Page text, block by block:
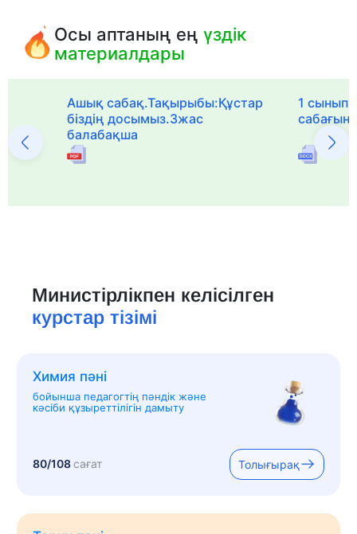
Осы аптаның еңүздік
материалдары
Ашық сабақ.Тақырыбы:Құстар
біздің досымыз.3жас
балабақша
1
Министірлікпен келісілген
курстар тізімі
Химия пәні
бойынша педагогтің пәндік және
кәсіби құзыреттілігін дамыту
80/108сағат Толығырақ